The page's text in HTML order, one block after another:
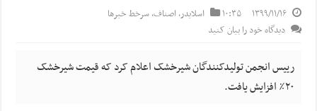
۱۳۹۹/۱۱/۱۶ ۱۰:۳۵ اسلایدر,اصناف,سرخط خبرها
دیدگاه خود را بیان کنید
رییس انجمن تولیدکنندگان شیرخشک اعلام کرد که قیمت شیرخشک
۲۰٪ افزایش یافت.